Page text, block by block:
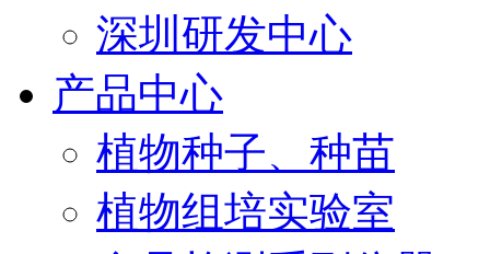
深圳研发中心
产品中心
植物种子、种苗
植物组培实验室